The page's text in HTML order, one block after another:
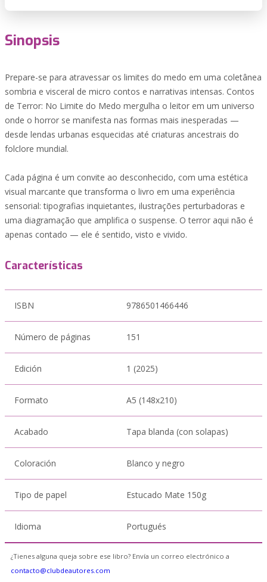
Sinopsis
Prepare-se para atravessar os limites do medo em uma coletânea
sombria e visceral de micro contos e narrativas intensas. Contos
de Terror: No Limite do Medo mergulha o leitor em um universo
onde o horror se manifesta nas formas mais inesperadas —
desde lendas urbanas esquecidas até criaturas ancestrais do
folclore mundial.
Cada página é um convite ao desconhecido, com uma estética
visual marcante que transforma o livro em uma experiência
sensorial: tipografias inquietantes, ilustrações perturbadoras e
uma diagramação que amplifica o suspense. O terror aqui não é
apenas contado — ele é sentido, visto e vivido.
Características
ISBN 9786501466446
Número de páginas 151
Edición 1 (2025)
Formato A5 (148x210)
Acabado Tapa blanda (con solapas)
Coloración Blanco y negro
Tipo de papel Estucado Mate 150g
Idioma Portugués
¿Tienes alguna queja sobre ese libro? Envía un correo electrónico a
contacto@clubdeautores.com